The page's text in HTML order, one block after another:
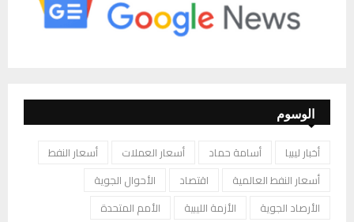
الوسوم
أخبار ليبيا أسامة حماد أسعار العملات
أسعار النفط
أسعار النفط العالمية
اقتصاد
الأحوال الجوية
الأرصاد الجوية
الأزمة الليبية
الأمم المتحدة